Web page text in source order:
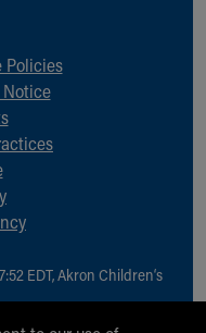
Policies
EDT, Akron Children‘s